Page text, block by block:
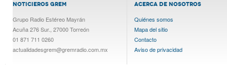
NOTICIEROS GREM
Grupo Radio Estéreo Mayrán
Acuña 276 Sur., 27000 Torreón
01 871 711 0260
actualidadesgrem@gremradio.com.mx
ACERCA DE NOSOTROS
Quiénes somos
Mapa del sitio
Contacto
Aviso de privacidad